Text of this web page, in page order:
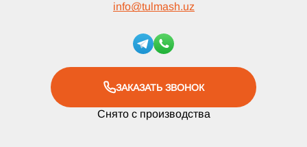
info@tulmash.uz
ЗАКАЗАТЬ ЗВОНОК
Снято с производства